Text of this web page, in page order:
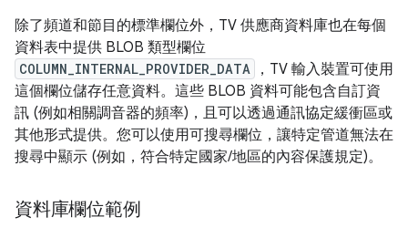
除了頻道和節目的標準欄位外，TV 供應商資料庫也在每個
資料表中提供 BLOB 類型欄位
COLUMN_INTERNAL_PROVIDER_DATA
，TV 輸入裝置可使用
這個欄位儲存任意資料。這些 BLOB 資料可能包含自訂資
訊 (例如相關調音器的頻率)，且可以透過通訊協定緩衝區或
其他形式提供。您可以使用可搜尋欄位，讓特定管道無法在
搜尋中顯示 (例如，符合特定國家/地區的內容保護規定)。
資料庫欄位範例